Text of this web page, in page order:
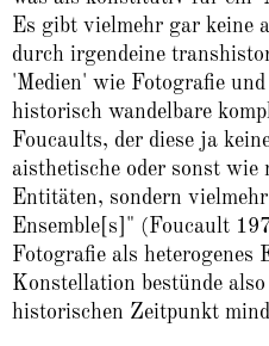
Es gibt vielmehr gar keine
durch irgendeine
'Medien' wie Fotografie
historisch wandelbare
Foucaults, der diese ja
aisthetische oder sonst wie
Entitäten, sondern
Ensemble[s]" (Foucault
Fotografie als heterogenes
Konstellation bestünde also
historischen Zeitpunkt